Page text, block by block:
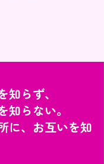
知らず、
知らない。
に、お互いを知